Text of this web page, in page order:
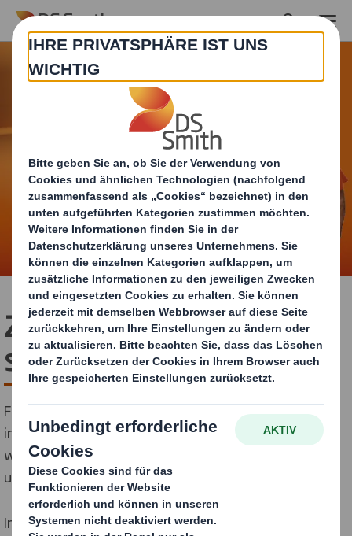
Skip to main content
Zeige uns, was in Dir
steckt!
Für vielseitig Interessierte mit kaufmännischer und
ingenieurwissenschaftlicher Begabung - Dein
wissenschaftliches Studium mit hohem Praxisbezug
und somit die optimale Basis für Deine Karriere!
Im StudiengangInternationales Technisches